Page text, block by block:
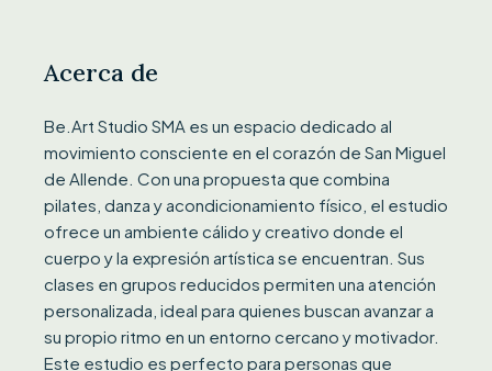
Acerca de
Be.Art Studio SMA es un espacio dedicado al
movimiento consciente en el corazón de San Miguel
de Allende. Con una propuesta que combina
pilates, danza y acondicionamiento físico, el estudio
ofrece un ambiente cálido y creativo donde el
cuerpo y la expresión artística se encuentran. Sus
clases en grupos reducidos permiten una atención
personalizada, ideal para quienes buscan avanzar a
su propio ritmo en un entorno cercano y motivador.
Este estudio es perfecto para personas que